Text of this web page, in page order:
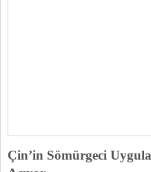
Çin’in Sömürgeci